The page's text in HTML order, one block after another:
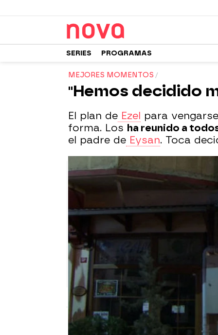
SERIES PROGRAMAS
MEJORES MOMENTOS
"Hemos decidido
El plan de Ezel para
forma. Los ha reunido a
el padre de Eysan. Toca
Nova
Madrid